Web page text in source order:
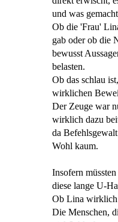
und was
Ob die 'Frau'
gab oder ob die
bewusst
belasten.
Ob das schlau
wirklichen
Der Zeuge war
wirklich dazu
da
Wohl kaum.
Insofern
diese lange U-
Ob Lina wirklich
Die Menschen,